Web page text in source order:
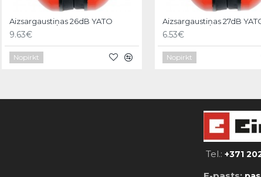
Aizsargaustiņas 26dB YATO
9.63€
Nopirkt
Aizsargaustiņas 27dB
6.53€
Nopirkt
Tel.:+371